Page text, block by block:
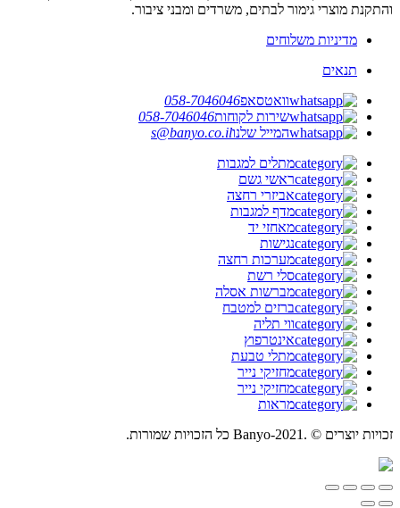
והתקנת מוצרי גימור לבתים, משרדים ומבני ציבור.
מדיניות משלוחים
תנאים
וואטסאפ058-7046046
שירות לקוחות058-7046046
המייל שלנוs@banyo.co.il
מתלים למגבות
ראשי גשם
אביזרי רחצה
מדף למגבות
מאחזי יד
נגישות
מערכות רחצה
סלי רשת
מברשות אסלה
ברזים למטבח
ווי תליה
אינטרפוץ
מתלי טבעת
מחזיקי נייר
מחזיקי נייר
מראות
זכויות יוצרים © .Banyo-2021 כל הזכויות שמורות.